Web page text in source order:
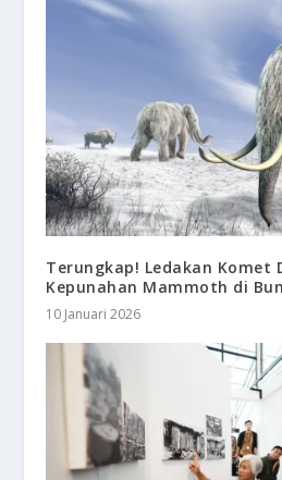
Terungkap! Ledakan Komet
Kepunahan Mammoth di
10 Januari 2026